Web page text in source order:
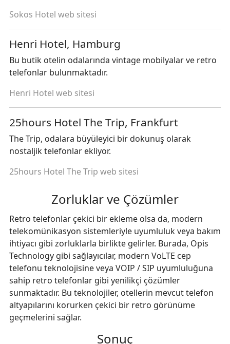
Sokos Hotel web sitesi
Henri Hotel, Hamburg
Bu butik otelin odalarında vintage mobilyalar ve retro
telefonlar bulunmaktadır.
Henri Hotel web sitesi
25hours Hotel The Trip, Frankfurt
The Trip, odalara büyüleyici bir dokunuş olarak
nostaljik telefonlar ekliyor.
25hours Hotel The Trip web sitesi
Zorluklar ve Çözümler
Retro telefonlar çekici bir ekleme olsa da, modern
telekomünikasyon sistemleriyle uyumluluk veya bakım
ihtiyacı gibi zorluklarla birlikte gelirler. Burada, Opis
Technology gibi sağlayıcılar, modern VoLTE cep
telefonu teknolojisine veya VOIP / SIP uyumluluğuna
sahip retro telefonlar gibi yenilikçi çözümler
sunmaktadır. Bu teknolojiler, otellerin mevcut telefon
altyapılarını korurken çekici bir retro görünüme
geçmelerini sağlar.
Sonuç